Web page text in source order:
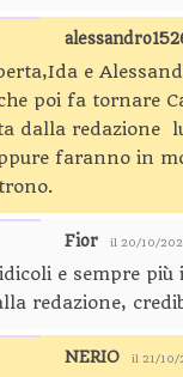
e
poi fa tornare
dalla redazione
faranno in
Fior il 20/10/
e sempre
redazione,
NERIO il 21/10/